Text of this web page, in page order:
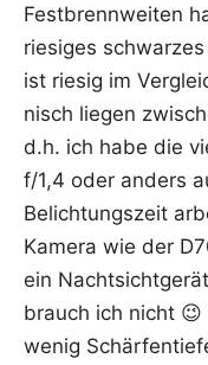
Fest­brenn­wei­ten
rie­si­ges
ist rie­sig im
nisch lie­gen
d.h. ich habe die
f/1,4 oder anders
Belich­tungs­zeit
Kame­ra wie der
ein
brauch ich nicht
wenig